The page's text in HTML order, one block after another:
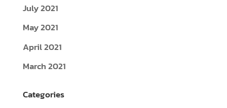
July 2021
May 2021
April 2021
March 2021
Categories